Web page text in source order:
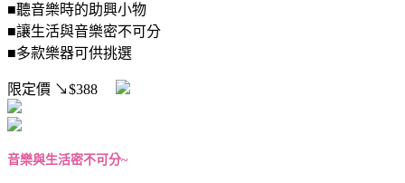
■聽音樂時的助興小物
■讓生活與音樂密不可分
■多款樂器可供挑選
限定價 ↘$388
音樂與生活密不可分~